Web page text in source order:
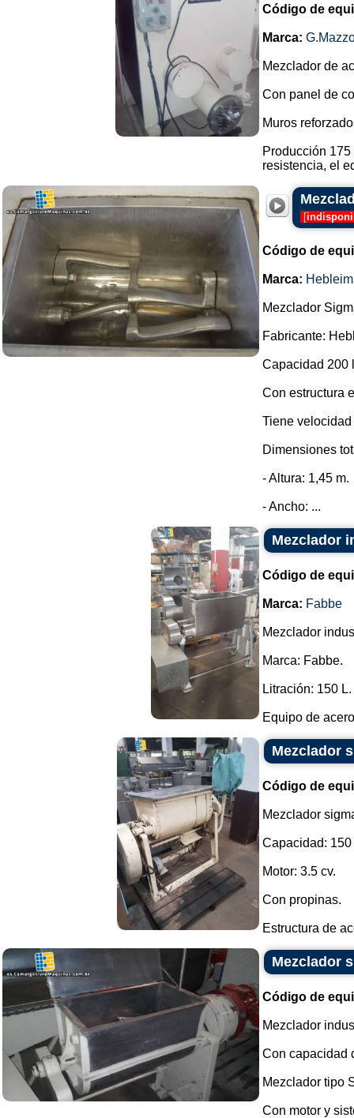
Código de
Marca:
Mezclador de
Con panel de
Muros
Producción
resistencia, el
[
Código de
Marca:
Mezclador
Fabricante:
Capacidad 200
Con estructura
Tiene
Dimensiones
- Altura: 1,45 m.
- Ancho: ...
Mezclador
Código de
Marca: Fabbe
Mezclador
Marca: Fabbe.
Litración: 150 L.
Equipo de
Mezclador
Código de
Mezclador
Capacidad: 150
Motor: 3.5 cv.
Con propinas.
Estructura de
Mezclador
Código de
Mezclador
Con capacidad
Mezclador tipo
Con motor y